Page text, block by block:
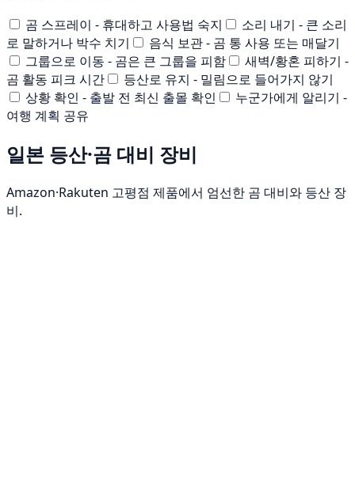
곰 스프레이 - 휴대하고 사용법 숙지
소리 내기 - 큰 소리
로 말하거나 박수 치기
음식 보관 - 곰 통 사용 또는 매달기
그룹으로 이동 - 곰은 큰 그룹을 피함
새벽/황혼 피하기 -
곰 활동 피크 시간
등산로 유지 - 밀림으로 들어가지 않기
상황 확인 - 출발 전 최신 출몰 확인
누군가에게 알리기 -
여행 계획 공유
일본 등산·곰 대비 장비
Amazon·Rakuten 고평점 제품에서 엄선한 곰 대비와 등산 장
비.